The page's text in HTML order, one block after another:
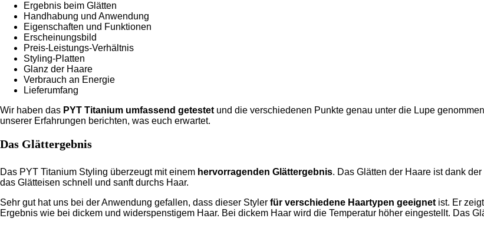
Ergebnis beim Glätten
Handhabung und Anwendung
Eigenschaften und Funktionen
Erscheinungsbild
Preis-Leistungs-Verhältnis
Styling-Platten
Glanz der Haare
Verbrauch an Energie
Lieferumfang
Wir haben das PYT Titanium umfassend getestet und die verschiedenen Punkte genau unter die Lupe
unserer Erfahrungen berichten, was euch erwartet.
Das Glättergebnis
Das PYT Titanium Styling überzeugt mit einem hervorragenden Glättergebnis. Das Glätten der Haare ist dank
das Glätteisen schnell und sanft durchs Haar.
Sehr gut hat uns bei der Anwendung gefallen, dass dieser Styler für verschiedene Haartypen geeignet ist. Er
Ergebnis wie bei dickem und widerspenstigem Haar. Bei dickem Haar wird die Temperatur höher eingestellt. Das